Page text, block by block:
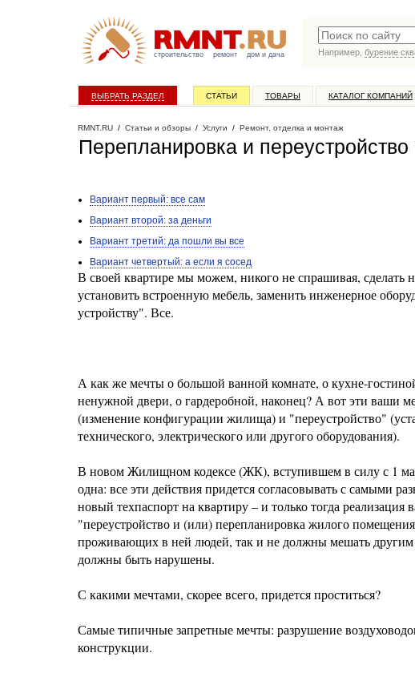
строительство ремонт дом и дача
Например, бурение
ВЫБРАТЬ РАЗДЕЛ СТАТЬИ ТОВАРЫ КАТАЛОГ КОМПАНИЙ
RMNT.RU / Статьи и обзоры / Услуги / Ремонт, отделка и монтаж
Перепланировка и
Вариант первый: все сам
Вариант второй: за деньги
Вариант третий: да пошли вы все
Вариант четвертый: а если я сосед
В своей квартире мы можем, никого не спрашивая,
установить встроенную мебель, заменить инженерное
устройству". Все.
А как же мечты о большой ванной комнате, о кухне-
ненужной двери, о гардеробной, наконец? А вот эти ваши
(изменение конфигурации жилища) и "переустройство"
технического, электрического или другого оборудования).
В новом Жилищном кодексе (ЖК), вступившем в силу с 1
одна: все эти действия придется согласовывать с
новый техпаспорт на квартиру – и только тогда
"переустройство и (или) перепланировка жилого
проживающих в ней людей, так и не должны мешать
должны быть нарушены.
С какими мечтами, скорее всего, придется проститься?
Самые типичные запретные мечты: разрушение
конструкции.